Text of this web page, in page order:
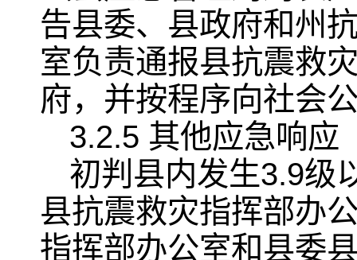
告县委、县政府和州
室负责通报县抗震救
府，并按程序向社会
3.2.5 其他应急响应
初判县内发生3.9级
县抗震救灾指挥部办
指挥部办公室和县委